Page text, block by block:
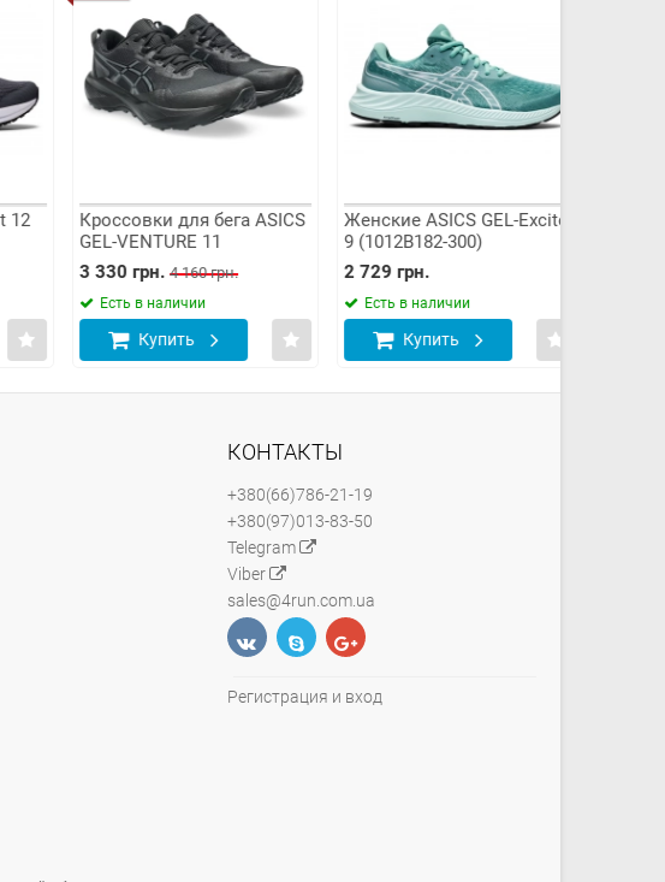
Кроссовки для бега ASICS
GEL-VENTURE 11
(1011C160-003)
3 330 грн. 4 160 грн.
Есть в наличии
Купить
Женские ASICS GEL-Excite
9 (1012B182-300)
2 729 грн.
Есть в наличии
Купить
КОНТАКТЫ
+380(66)786-21-19
+380(97)013-83-50
Telegram
Viber
sales@4run.com.ua
Регистрация и вход